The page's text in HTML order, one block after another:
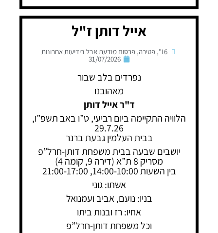
אייל דותן ז"ל
16"
, פטירה, פרסום מודעת אבל בידיעות אחרונות
31/07/2026
נפרדים בלב שבור
מאהובנו
ד"ר אייל דותן
הלוויה התקיימה ביום רביעי, ט”ו באב תשפ”ו,
29.7.26
בבית העלמין גבעת ברנר
יושבים שבעה בבית משפחת דותן-חרל”פ
מסריק 8 ת”א (דירה 9, קומה 4)
בין השעות 14:00-10:00, 21:00-17:00
אשתו: גוני
בניו: נועם, אביב ועמנואל
אחיו: רז ובנות ביתו
וכל משפחת דותן-חרל”פ